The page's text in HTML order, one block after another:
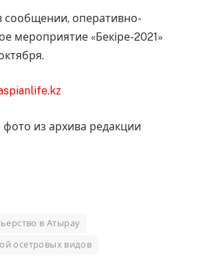
сообщении, оперативно-
мероприятие «Бекіре-2021»
из архива редакции
в Атырау
осетровых видов